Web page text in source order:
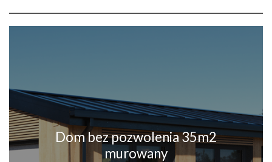
Dom bez pozwolenia 35m2
murowany